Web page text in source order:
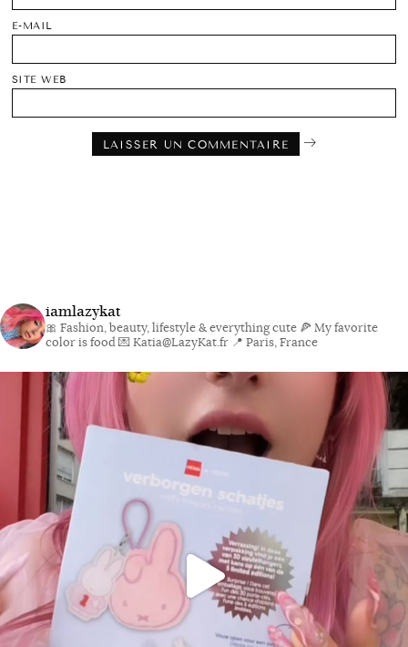
E-MAIL
SITE WEB
iamlazykat
🎀 Fashion, beauty, lifestyle & everything cute 🍕 My favorite
color is food💌 Katia@LazyKat.fr 📍 Paris, France